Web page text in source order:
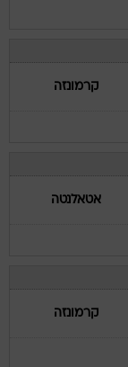
קרמונזה
אטאלנטה
קרמונזה